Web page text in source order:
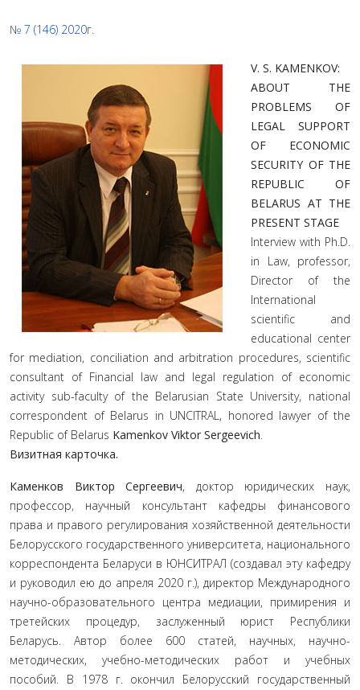
№ 7 (146) 2020г.
V. S. KAMENKOV:
ABOUT THE
PROBLEMS OF
LEGAL SUPPORT
OF ECONOMIC
SECURITY OF THE
REPUBLIC OF
BELARUS AT THE
PRESENT STAGE
Interview with Ph.D.
in Law, professor,
Director of the
International
scientific and
educational center
for mediation, conciliation and arbitration procedures, scientific
consultant of Financial law and legal regulation of economic
activity sub-faculty of the Belarusian State University, national
correspondent of Belarus in UNCITRAL, honored lawyer of the
Republic of Belarus Kamenkov Viktor Sergeevich.
Визитная карточка.
Каменков Виктор Сергеевич, доктор юридических наук,
профессор, научный консультант кафедры финансового
права и правого регулирования хозяйственной деятельности
Белорусского государственного университета, национального
корреспондента Беларуси в ЮНСИТРАЛ (создавал эту кафедру
и руководил ею до апреля 2020 г.), директор Международного
научно-образовательного центра медиации, примирения и
третейских процедур, заслуженный юрист Республики
Беларусь. Автор более 600 статей, научных, науч­но-
методических, учебно-методических работ и учебных
пособий. В 1978 г. окончил Белорусский государственный